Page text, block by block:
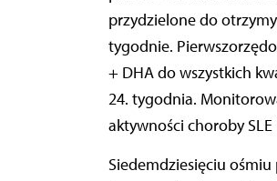
przydzielone do
tygodnie.
+ DHA do wszystkich
24. tygodnia.
aktywności choroby SLE
Siedemdziesięciu